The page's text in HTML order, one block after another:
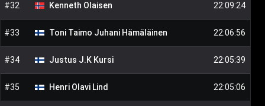
#32 Kenneth Olaisen 22:09:24
#33 Toni Taimo Juhani Hämäläinen 22:06:56
#34 Justus J.K Kursi 22:05:39
#35 Henri Olavi Lind 22:05:06